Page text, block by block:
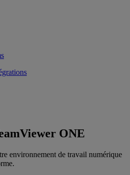
ONE
environnement de travail numérique